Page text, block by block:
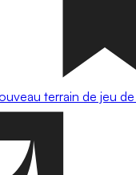
terrain de jeu de